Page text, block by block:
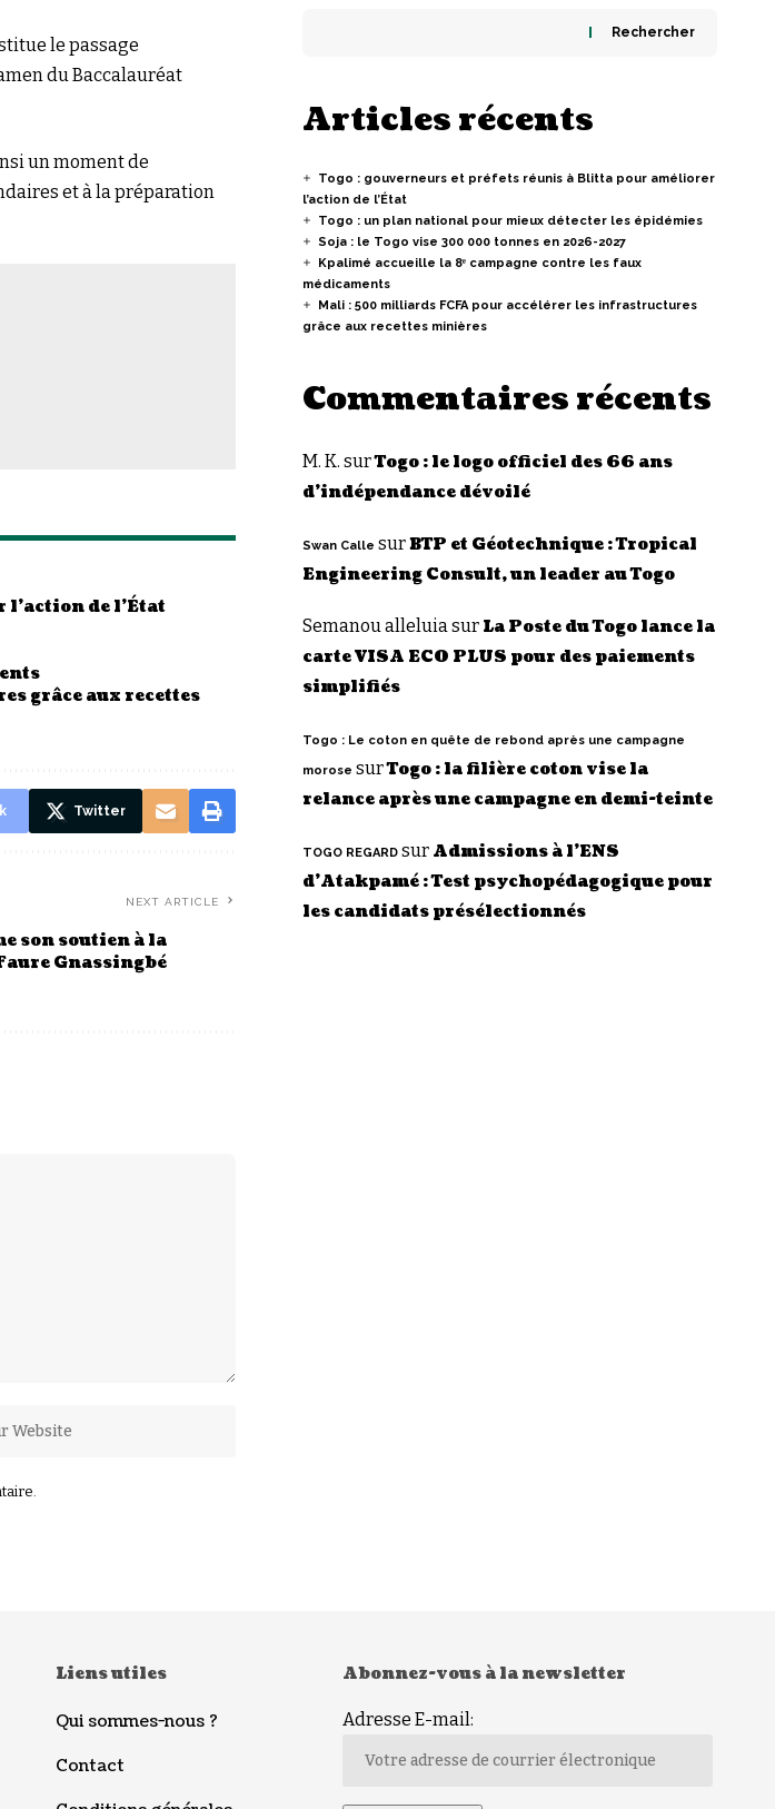
le passage
du Baccalauréat
un moment de
et à la préparation
de l’État
grâce aux recettes
Twitter
NEXT ARTICLE
son soutien à la
Gnassingbé
Rechercher
Articles récents
Togo : gouverneurs et préfets réunis à Blitta pour améliorer
l’action de l’État
Togo : un plan national pour mieux détecter les épidémies
Soja : le Togo vise 300 000 tonnes en 2026-2027
Kpalimé accueille la 8ᵉ campagne contre les faux
médicaments
Mali : 500 milliards FCFA pour accélérer les infrastructures
grâce aux recettes minières
Commentaires récents
M. K. surTogo : le logo officiel des 66 ans
d’indépendance dévoilé
Swan Calle surBTP et Géotechnique : Tropical
Engineering Consult, un leader au Togo
Semanou alleluia sur La Poste du Togo lance la
carte VISA ECO PLUS pour des paiements
simplifiés
Togo : Le coton en quête de rebond après une campagne
morose surTogo : la filière coton vise la
relance après une campagne en demi-teinte
TOGO REGARDsur Admissions à l’ENS
d’Atakpamé : Test psychopédagogique pour
les candidats présélectionnés
Liens utiles
Qui sommes-nous ?
Contact
Abonnez-vous à la newsletter
Adresse E-mail: